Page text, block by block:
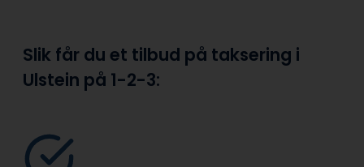
Slik får du et tilbud på taksering i
Ulstein på 1-2-3: